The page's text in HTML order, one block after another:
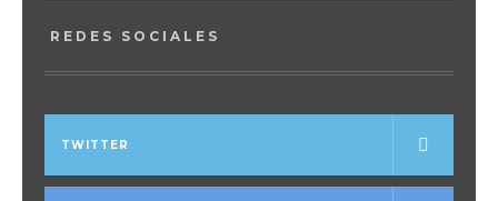
REDES SOCIALES
TWITTER